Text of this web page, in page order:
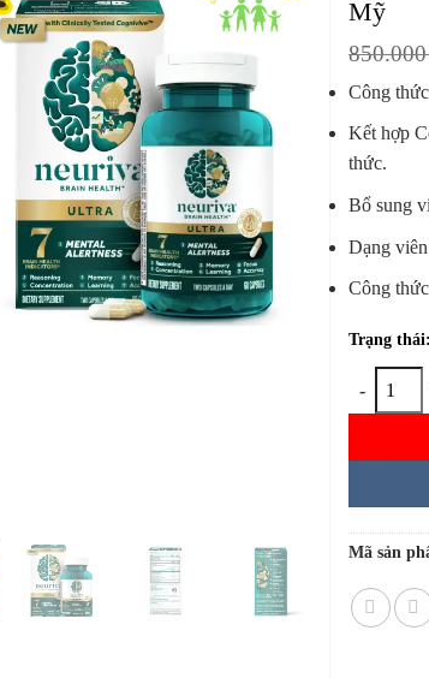
Mỹ
Công
Kết hợp
thức.
Bổ sung
Dạng
Công
Trạng
Viên
Mã sản